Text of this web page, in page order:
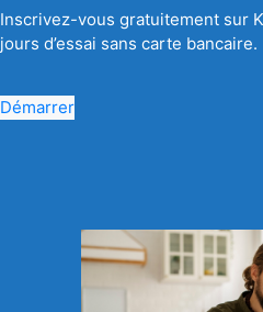
Inscrivez-vous gratuitement sur
jours d’essai sans carte bancaire.
Démarrer